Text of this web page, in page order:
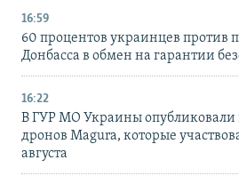
16:59
60 процентов украинцев против
Донбасса в обмен на гарантии
16:22
В ГУР МО Украины опубликовали
дронов Magura, которые
августа